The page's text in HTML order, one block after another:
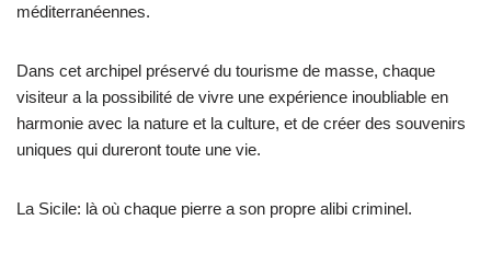
méditerranéennes.
Dans cet archipel préservé du tourisme de masse, chaque
visiteur a la possibilité de vivre une expérience inoubliable en
harmonie avec la nature et la culture, et de créer des souvenirs
uniques qui dureront toute une vie.
La Sicile: là où chaque pierre a son propre alibi criminel.